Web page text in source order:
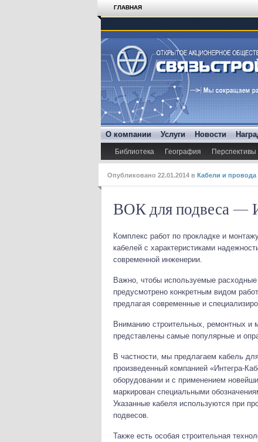
ГЛАВНАЯ
О компании Услуги Новости
Библиотека География Перспективы
Опубликовано 22.01.2014 в Кабели и провода
ВОК для подвеса —
Комплекс работ по прокладке и
кабелей с характеристиками
современной инженерии.
Важно, чтобы используемые
предусмотрено конкретным видом
предлагая современные и
Вниманию строительных, ремонтных и
представлены самые популярные и
В частности, мы предлагаем кабель
произведенный компанией «Интегра-
оборудовании и с применением
маркирован специальными
Указанные кабеля используются при
подвесов.
Также есть особая строительная